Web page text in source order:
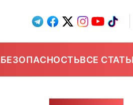
БЕЗОПАСНОСТЬВСЕ